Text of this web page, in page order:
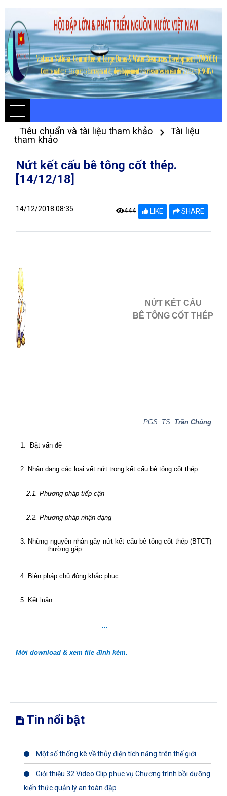
Tiêu chuẩn và tài liệu tham khảo
Tài liệu
tham khảo
Nứt kết cấu bê tông cốt thép.
[14/12/18]
14/12/2018 08:35 444 LIKE SHARE
NỨT KẾT CẤU
BÊ TÔNG CỐT THÉP
PGS. TS. Trần Chủng
1. Đặt vấn đề
2. Nhận dạng các loại vết nứt trong kết cấu bê tông cốt thép
2.1. Phương pháp tiếp cận
2.2. Phương pháp nhận dạng
3. Những nguyên nhân gây nứt kết cấu bê tông cốt thép (BTCT)
thường gặp
4. Biện pháp chủ động khắc phục
5. Kết luận
Mời download & xem file đính kèm.
Tin nổi bật
Một số thống kê về thủy điện tích năng trên thế giới
Giới thiệu 32 Video Clip phục vụ Chương trình bồi dưỡng
kiến thức quản lý an toàn đập